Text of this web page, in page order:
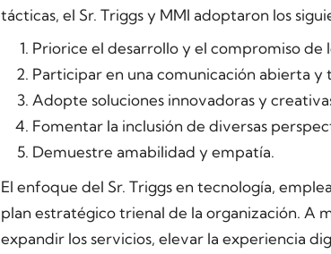
tácticas, el Sr. Triggs y MMI adoptaron los
Priorice el desarrollo y el compromiso de
Participar en una comunicación abierta y
Adopte soluciones innovadoras y
Fomentar la inclusión de diversas
Demuestre amabilidad y empatía.
El enfoque del Sr. Triggs en tecnología,
plan estratégico trienal de la organización. A
expandir los servicios, elevar la experiencia